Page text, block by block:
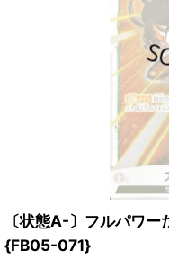
〔状態A-〕フルパワ
{FB05-071}